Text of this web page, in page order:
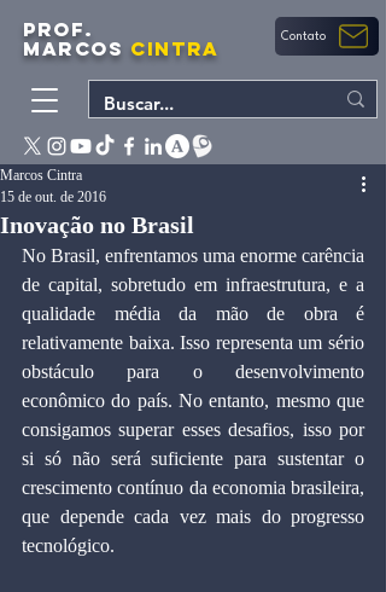
PROF.
MARCOS CINTRA Contato
Inovação no Brasil
Marcos Cintra
15 de out. de 2016
No Brasil, enfrentamos uma enorme carência
de capital, sobretudo em infraestrutura, e a
qualidade média da mão de obra é
relativamente baixa. Isso representa um sério
obstáculo para o desenvolvimento
econômico do país. No entanto, mesmo que
consigamos superar esses desafios, isso por
si só não será suficiente para sustentar o
crescimento contínuo da economia brasileira,
que depende cada vez mais do progresso
tecnológico.